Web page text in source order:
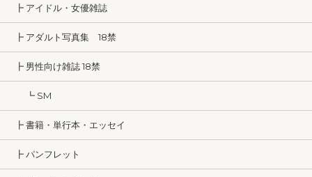
┣ アイドル・女優雑誌
┣ アダルト写真集 18禁
┣ 男性向け雑誌 18禁
┗ SM
┣ 書籍・単行本・エッセイ
┣ パンフレット